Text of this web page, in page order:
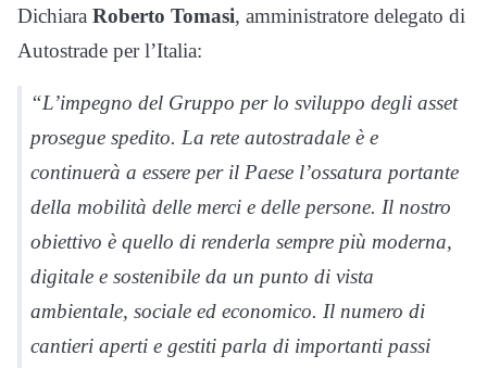
Dichiara Roberto Tomasi, amministratore delegato di
Autostrade per l’Italia:
“L’impegno del Gruppo per lo sviluppo degli asset
prosegue spedito. La rete autostradale è e
continuerà a essere per il Paese l’ossatura portante
della mobilità delle merci e delle persone. Il nostro
obiettivo è quello di renderla sempre più moderna,
digitale e sostenibile da un punto di vista
ambientale, sociale ed economico. Il numero di
cantieri aperti e gestiti parla di importanti passi